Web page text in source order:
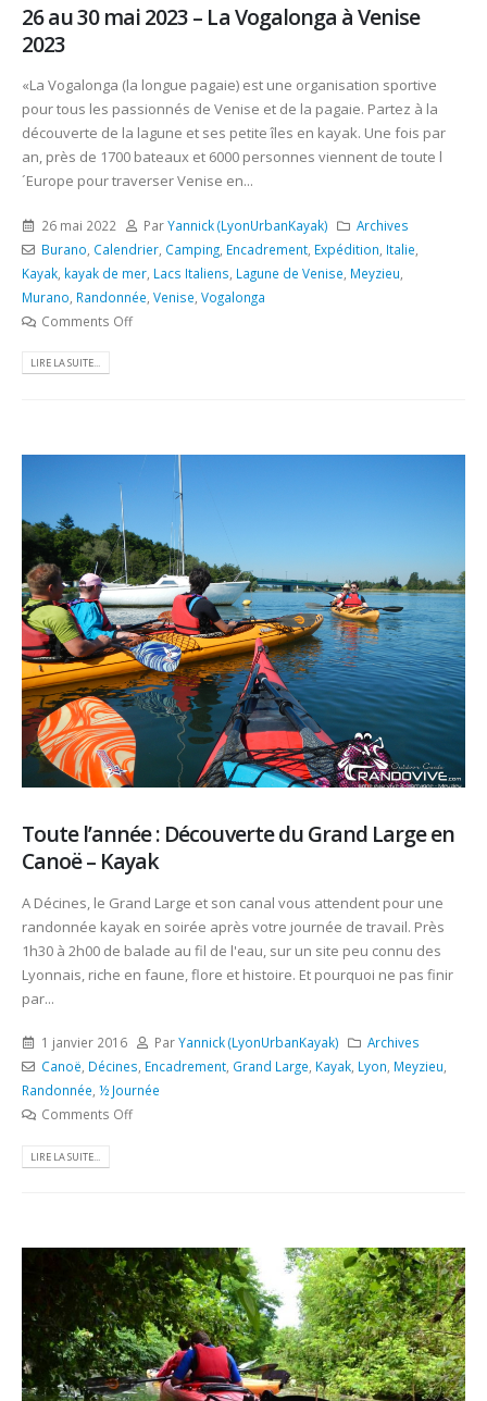
26 au 30 mai 2023 – La Vogalonga à Venise
2023
«La Vogalonga (la longue pagaie) est une organisation sportive
pour tous les passionnés de Venise et de la pagaie. Partez à la
découverte de la lagune et ses petite îles en kayak. Une fois par
an, près de 1700 bateaux et 6000 personnes viennent de toute l
´Europe pour traverser Venise en...
26 mai 2022 ParYannick (LyonUrbanKayak)
Archives
Burano Calendrier, Camping, Encadrement, Expédition Italie
Kayak kayak de mer Lacs Italiens Lagune de Venise Meyzieu
Murano Randonnée Venise Vogalonga
Comments Off
LIRE LA SUITE...
Toute l’année : Découverte du Grand Large en
Canoë – Kayak
A Décines, le Grand Large et son canal vous attendent pour une
randonnée kayak en soirée après votre journée de travail. Près
1h30 à 2h00 de balade au fil de l'eau, sur un site peu connu des
Lyonnais, riche en faune, flore et histoire. Et pourquoi ne pas finir
par...
1 janvier 2016 ParYannick (LyonUrbanKayak)
Archives
Canoë, Décines, Encadrement, Grand Large, Kayak, Lyon, Meyzieu,
Randonnée, ½ Journée
Comments Off
LIRE LA SUITE...